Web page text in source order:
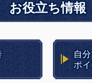
お役立ち情報
自
ポ